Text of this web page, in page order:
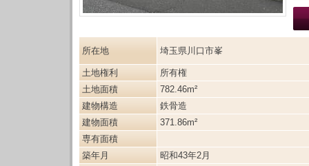
所在地 埼玉県川口市峯
土地権利
所有権
土地面積
782.46m²
建物構造
鉄骨造
建物面積
371.86m²
専有面積
築年月
昭和43年2月